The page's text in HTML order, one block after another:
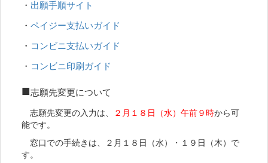
・ 出願手順サイト
・ ペイジー支払いガイド
・ コンビニ支払いガイド
・ コンビニ印刷ガイド
■志願先変更について
志願先変更の入力は、 ２月１８日（水）午前９時から可
能です。
窓口での手続きは、２月１８日（水）・１９日（木）で
す。